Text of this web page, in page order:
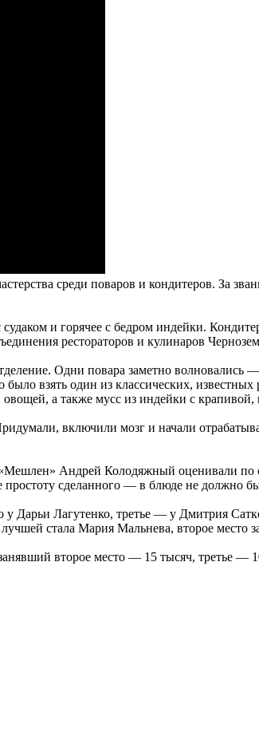
среди поваров и кондитеров. За
и горячее с бедром индейки.
рестораторов и кулинаров
Одни повара заметно
взять один из классических,
а также мусс из индейки с
включили мозг и начали
Андрей Колодяжный оценивали по
простоту сделанного — в блюде не
Дарьи Лагутенко, третье — у Дмитрия
стала Мария Мальнева, второе место
второе место — 15 тысяч, третье —